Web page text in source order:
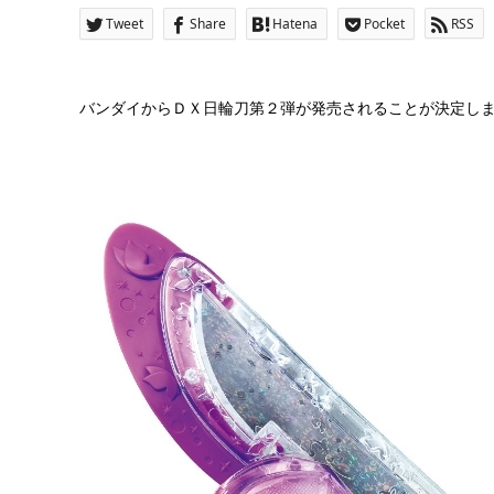
Tweet Share Hatena Pocket RSS
バンダイからＤＸ日輪刀第２弾が発売されることが決定し